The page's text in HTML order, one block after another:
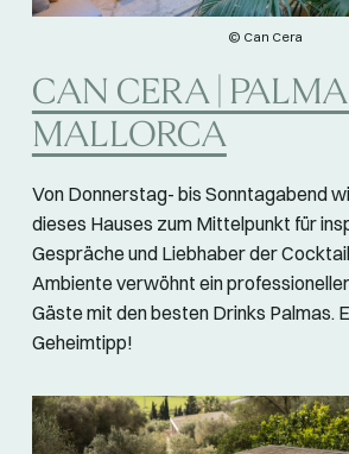
© Can Cera
CAN CERA |
MALLORCA
Von Donnerstag- bis Sonntagabend
dieses Hauses zum Mittelpunkt für
Gespräche und Liebhaber der
Ambiente verwöhnt ein
Gäste mit den besten Drinks Palmas.
Geheimtipp!